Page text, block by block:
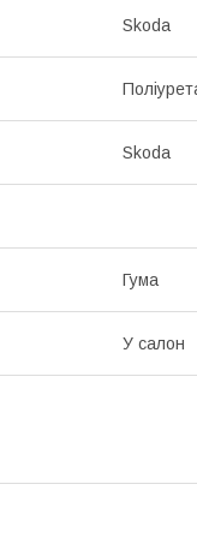
Skoda
Skoda
Гума
У салон